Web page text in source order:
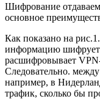
Шифрование
основное
Как показано на
информацию шифрует
расшифровывает
Следовательно.
например, в
трафик, сколько бы